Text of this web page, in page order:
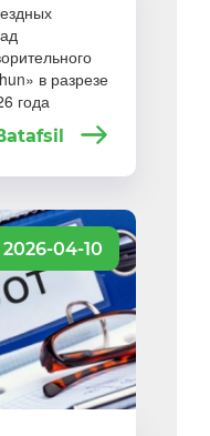
в разрезе
года
2026-04-10